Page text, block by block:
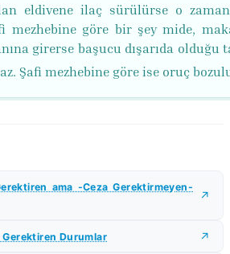
eldivene ilaç sürülürse o
mezhebine göre bir şey mide,
girerse başucu dışarıda olduğu
Şafi mezhebine göre ise oruç
ama -Ceza Gerektirmeyen-
Durumlar